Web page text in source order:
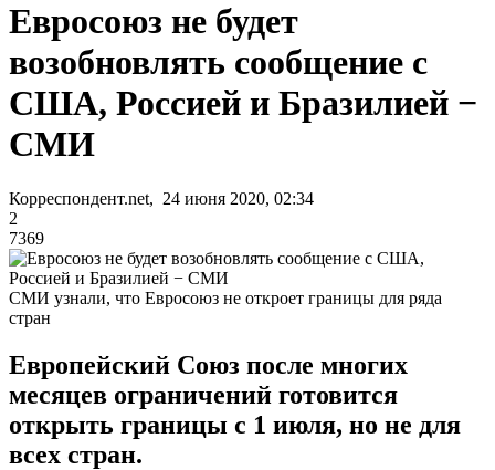
Евросоюз не будет
возобновлять сообщение с
США, Россией и Бразилией −
СМИ
Корреспондент.net, 24 июня 2020, 02:34
2
7369
СМИ узнали, что Евросоюз не откроет границы для ряда
стран
Европейский Союз после многих
месяцев ограничений готовится
открыть границы с 1 июля, но не для
всех стран.